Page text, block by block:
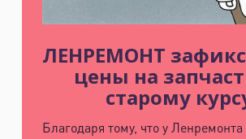
ЛЕНРЕМОНТ
цены на
старому
Благодаря тому, что у Ленремонта